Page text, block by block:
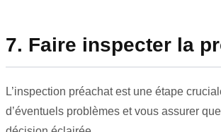
7. Faire inspecter la
L’inspection préachat est une étape
d’éventuels problèmes et vous assurer